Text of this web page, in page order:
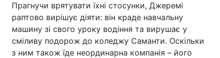
Екологія Регіони
Лонгріди
Прагнучи врятувати їхні стосунки, Джеремі
раптово вирішує діяти: він краде навчальну
машину зі свого уроку водіння та вирушає у
сміливу подорож до коледжу Саманти. Оскільки
з ним також їде неординарна компанія – його